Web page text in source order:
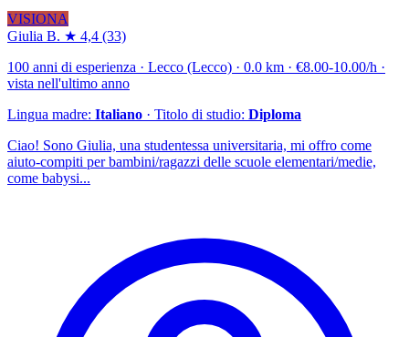
VISIONA
Giulia B. ★ 4,4 (33)
100 anni di esperienza · Lecco (Lecco) · 0.0 km · €8.00-10.00/h ·
vista nell'ultimo anno
Lingua madre: Italiano · Titolo di studio: Diploma
Ciao! Sono Giulia, una studentessa universitaria, mi offro come
aiuto-compiti per bambini/ragazzi delle scuole elementari/medie,
come babysi...